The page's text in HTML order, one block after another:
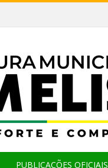
PUBLICAÇÕES OFICIAIS